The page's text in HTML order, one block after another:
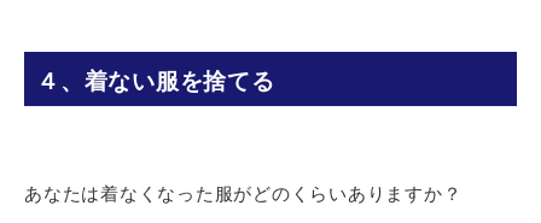
４、着ない服を捨てる
あなたは着なくなった服がどのくらいありますか？